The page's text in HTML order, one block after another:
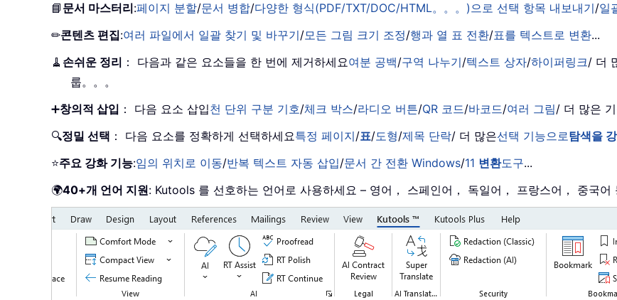
📘 문서 마스터리:페이지 분할/문서 병합/다양한 형식(PDF/TXT/DOC/HTML。。。)으로 선택 항목 내보내기/일
✏콘텐츠 편집:여러 파일에서 일괄 찾기 및 바꾸기/모든 그림 크기 조정/행과 열 표 전환/표를 텍스트로 변환...
🧹 손쉬운 정리 ： 다음과 같은 요소들을 한 번에 제거하세요여분 공백/구역 나누기/텍스트 상자/하이퍼링크/ 더
룹。。。
➕창의적 삽입 ： 다음 요소 삽입천 단위 구분 기호/체크 박스/라디오 버튼/QR 코드/바코드/여러 그림/ 더 많은
🔍정밀 선택 ： 다음 요소를 정확하게 선택하세요특정 페이지/표/도형/제목 단락/ 더 많은선택 기능으로탐색을
⭐주요 강화 기능:임의 위치로 이동/반복 텍스트 자동 삽입/문서 간 전환 Windows/11 변환도구...
🌍40+개 언어 지원: Kutools 를 선호하는 언어로 사용하세요 – 영어， 스페인어， 독일어， 프랑스어， 중국어